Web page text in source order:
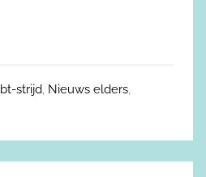
strijd, Nieuws elders,